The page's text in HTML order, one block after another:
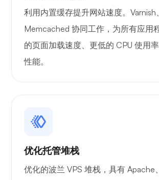
Wireguard
想知道
利用内置缓存提升网站速度。Varnish
Memcached 协同工作，为所有应用
的页面加载速度、更低的 CPU 使用
性能。
优化托管堆栈
优化的波兰 VPS 堆栈，具有 Apache